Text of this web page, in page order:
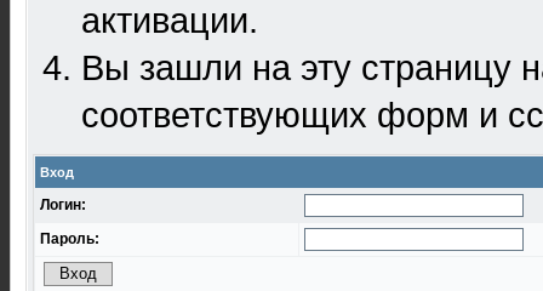
активации.
Вы зашли на эту
соответствующих форм и
Вход
Логин:
Пароль: